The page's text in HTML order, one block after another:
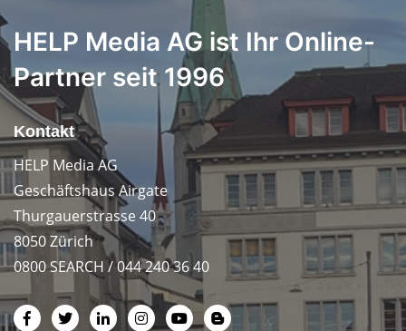
HELP Media AG ist Ihr Online-
Partner seit 1996
Kontakt
HELP Media AG
Geschäftshaus Airgate
Thurgauerstrasse 40
8050 Zürich
0800 SEARCH / 044 240 36 40